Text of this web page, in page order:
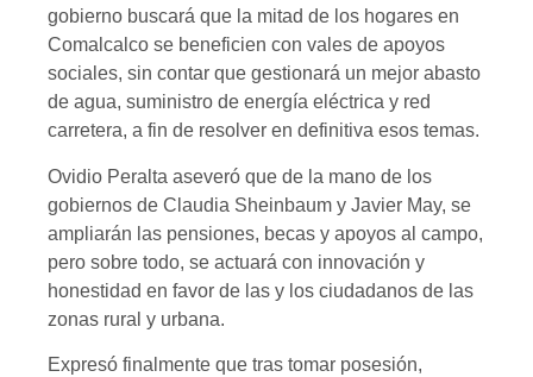
gobierno buscará que la mitad de los hogares en
Comalcalco se beneficien con vales de apoyos
sociales, sin contar que gestionará un mejor abasto
de agua, suministro de energía eléctrica y red
carretera, a fin de resolver en definitiva esos temas.
Ovidio Peralta aseveró que de la mano de los
gobiernos de Claudia Sheinbaum y Javier May, se
ampliarán las pensiones, becas y apoyos al campo,
pero sobre todo, se actuará con innovación y
honestidad en favor de las y los ciudadanos de las
zonas rural y urbana.
Expresó finalmente que tras tomar posesión,